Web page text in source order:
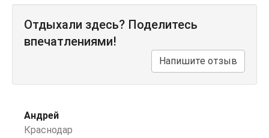
Отдыхали здесь? Поделитесь
впечатлениями!
Напишите отзыв
Андрей
Краснодар